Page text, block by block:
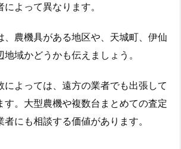
よって異なります。
、農機具がある地区や、天城町、伊仙
域かどうかも伝えましょう。
によっては、遠方の業者でも出張して
す。大型農機や複数台まとめての査定
にも相談する価値があります。